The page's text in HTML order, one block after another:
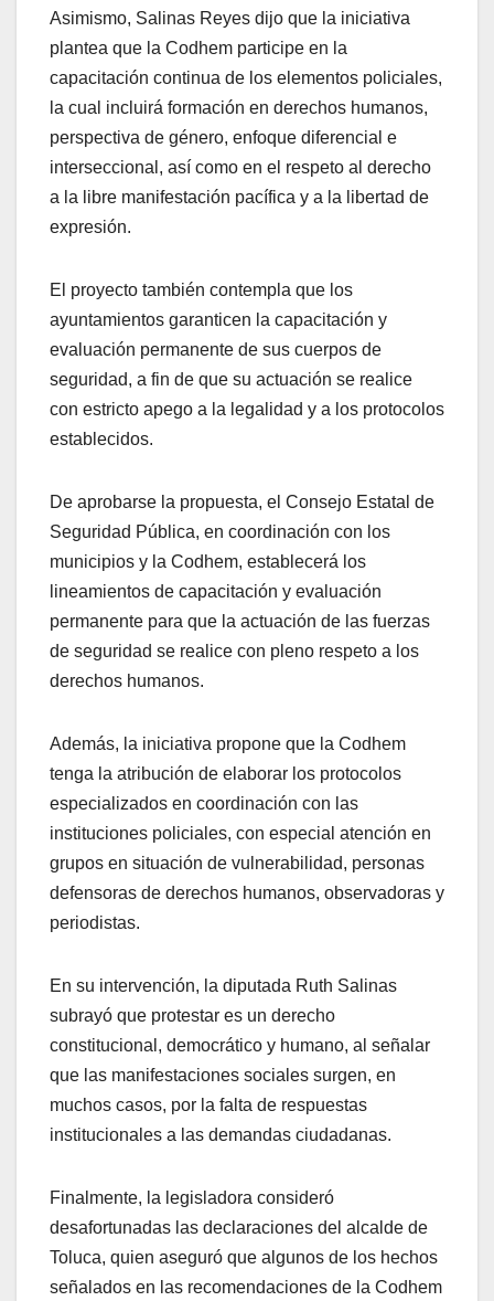
Asimismo, Salinas Reyes dijo que la iniciativa
plantea que la Codhem participe en la
capacitación continua de los elementos policiales,
la cual incluirá formación en derechos humanos,
perspectiva de género, enfoque diferencial e
interseccional, así como en el respeto al derecho
a la libre manifestación pacífica y a la libertad de
expresión.
El proyecto también contempla que los
ayuntamientos garanticen la capacitación y
evaluación permanente de sus cuerpos de
seguridad, a fin de que su actuación se realice
con estricto apego a la legalidad y a los protocolos
establecidos.
De aprobarse la propuesta, el Consejo Estatal de
Seguridad Pública, en coordinación con los
municipios y la Codhem, establecerá los
lineamientos de capacitación y evaluación
permanente para que la actuación de las fuerzas
de seguridad se realice con pleno respeto a los
derechos humanos.
Además, la iniciativa propone que la Codhem
tenga la atribución de elaborar los protocolos
especializados en coordinación con las
instituciones policiales, con especial atención en
grupos en situación de vulnerabilidad, personas
defensoras de derechos humanos, observadoras y
periodistas.
En su intervención, la diputada Ruth Salinas
subrayó que protestar es un derecho
constitucional, democrático y humano, al señalar
que las manifestaciones sociales surgen, en
muchos casos, por la falta de respuestas
institucionales a las demandas ciudadanas.
Finalmente, la legisladora consideró
desafortunadas las declaraciones del alcalde de
Toluca, quien aseguró que algunos de los hechos
señalados en las recomendaciones de la Codhem